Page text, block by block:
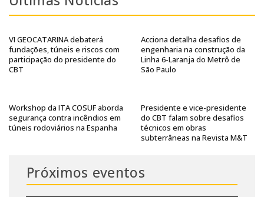
VI GEOCATARINA debaterá
fundações, túneis e riscos com
participação do presidente do
CBT
Acciona detalha desafios de
engenharia na construção da
Linha 6-Laranja do Metrô de
São Paulo
Workshop da ITA COSUF aborda
segurança contra incêndios em
túneis rodoviários na Espanha
Presidente e vice-presidente
do CBT falam sobre desafios
técnicos em obras
subterrâneas na Revista M&T
Próximos eventos